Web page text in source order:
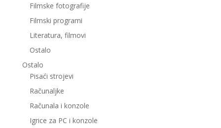
Filmske fotografije
Filmski programi
Literatura, filmovi
Ostalo
Ostalo
Pisaći strojevi
Računaljke
Računala i konzole
Igrice za PC i konzole